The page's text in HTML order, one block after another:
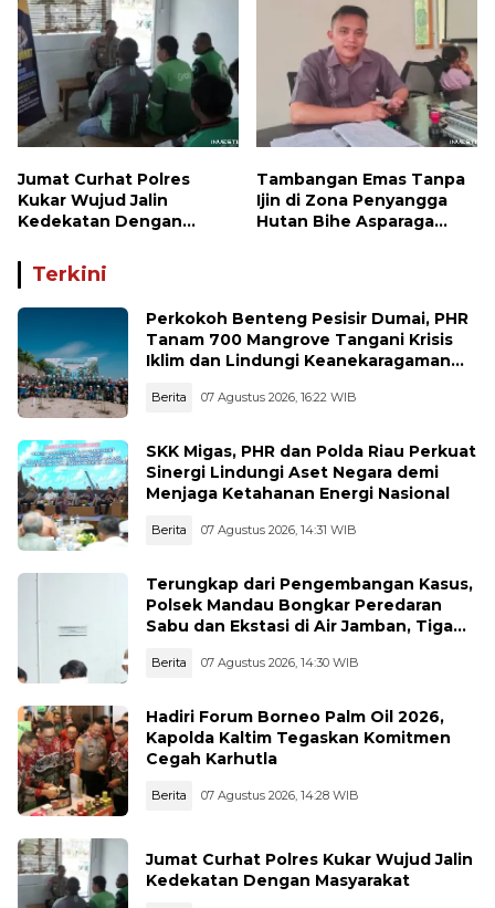
Tiga Pelaku Diamankan
Jumat Curhat Polres
Kukar Wujud Jalin
Kedekatan Dengan
Tambangan Emas Tanpa
Ijin di Zona Penyangga
Hutan Bihe Asparaga
Terkini
Perkokoh Benteng Pesisir Dumai, PHR
Tanam 700 Mangrove Tangani Krisis
Iklim dan Lindungi Keanekaragaman
Berita 07 Agustus 2026, 16:22 WIB
SKK Migas, PHR dan Polda Riau Perkuat
Sinergi Lindungi Aset Negara demi
Menjaga Ketahanan Energi Nasional
Berita 07 Agustus 2026, 14:31 WIB
Terungkap dari Pengembangan Kasus,
Polsek Mandau Bongkar Peredaran
Sabu dan Ekstasi di Air Jamban, Tiga
Berita 07 Agustus 2026, 14:30 WIB
Hadiri Forum Borneo Palm Oil 2026,
Kapolda Kaltim Tegaskan Komitmen
Cegah Karhutla
Berita 07 Agustus 2026, 14:28 WIB
Jumat Curhat Polres Kukar Wujud Jalin
Kedekatan Dengan Masyarakat